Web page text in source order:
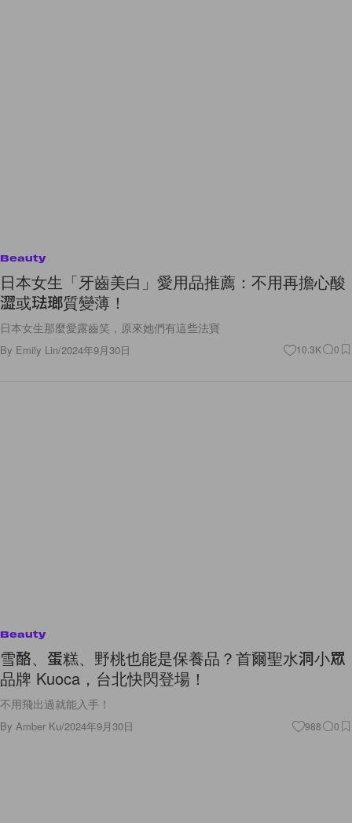
Beauty
日本女生「牙齒美白」愛用品推薦：不用再擔心酸
澀或琺瑯質變薄！
日本女生那麼愛露齒笑，原來她們有這些法寶
By Emily Lin/2024年9月30日 10.3K 0
Beauty
雪酪、蛋糕、野桃也能是保養品？首爾聖水洞小眾
品牌 Kuoca，台北快閃登場！
不用飛出過就能入手！
By Amber Ku/2024年9月30日 988 0